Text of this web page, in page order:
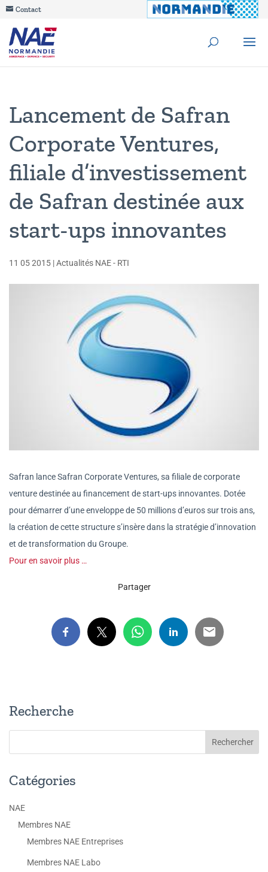
Contact
Lancement de Safran
Corporate Ventures,
filiale d’investissement
de Safran destinée aux
start-ups innovantes
11 05 2015 |Actualités NAE - RTI
Safran lance Safran Corporate Ventures, sa filiale de corporate
venture destinée au financement de start-ups innovantes. Dotée
pour démarrer d’une enveloppe de 50 millions d’euros sur trois ans,
la création de cette structure s’insère dans la stratégie d’innovation
et de transformation du Groupe.
Pour en savoir plus …
Partager
Recherche
Catégories
NAE
Membres NAE
Membres NAE Entreprises
Membres NAE Labo